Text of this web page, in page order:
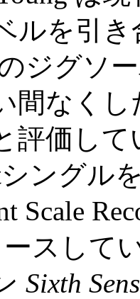
ルを引
ジグソ
間なく
評価して
シングル
Scale
ースして
Sixth